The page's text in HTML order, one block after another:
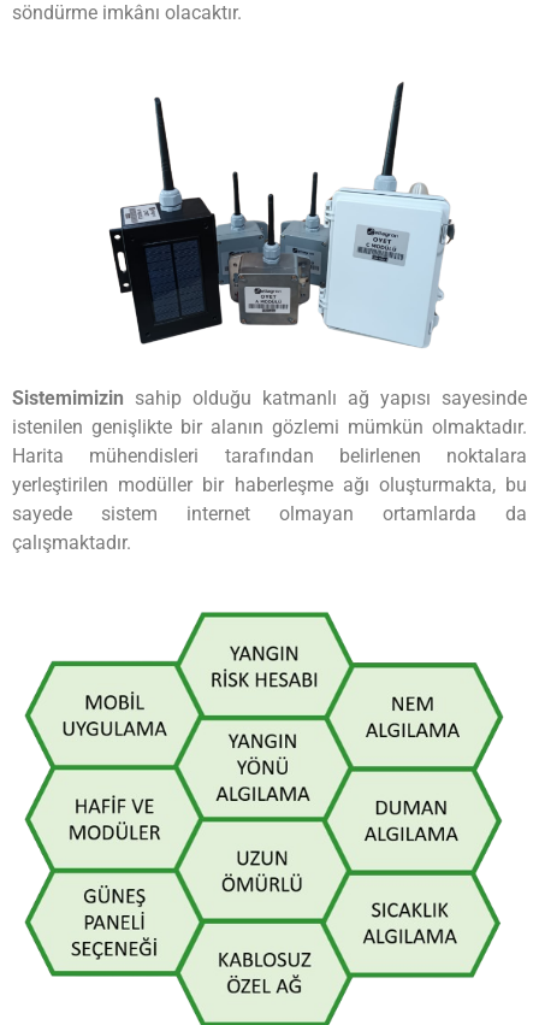
söndürme imkânı olacaktır.
Sistemimizin sahip olduğu katmanlı ağ yapısı sayesinde
istenilen genişlikte bir alanın gözlemi mümkün olmaktadır.
Harita mühendisleri tarafından belirlenen noktalara
yerleştirilen modüller bir haberleşme ağı oluşturmakta, bu
sayede sistem internet olmayan ortamlarda da
çalışmaktadır.